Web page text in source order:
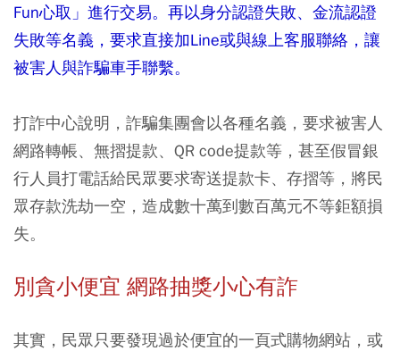
Fun心取」進行交易。再以身分認證失敗、金流認證
失敗等名義，要求直接加Line或與線上客服聯絡，讓
被害人與詐騙車手聯繫。
打詐中心說明，詐騙集團會以各種名義，要求被害人
網路轉帳、無摺提款、QR code提款等，甚至假冒銀
行人員打電話給民眾要求寄送提款卡、存摺等，將民
眾存款洗劫一空，造成數十萬到數百萬元不等鉅額損
失。
別貪小便宜 網路抽獎小心有詐
其實，民眾只要發現過於便宜的一頁式購物網站，或